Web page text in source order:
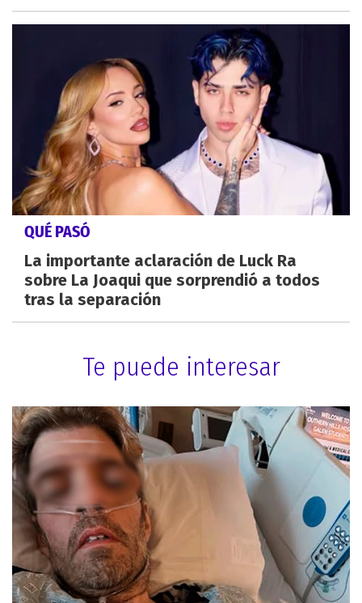
QUÉ PASÓ
La importante aclaración de Luck Ra
sobre La Joaqui que sorprendió a todos
tras la separación
Te puede interesar